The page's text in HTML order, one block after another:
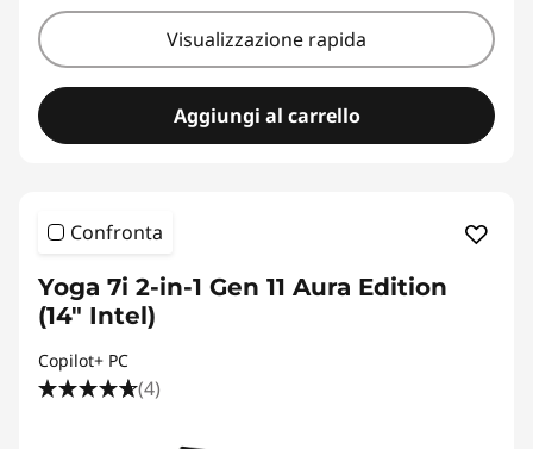
Visualizzazione rapida
Aggiungi al carrello
Confronta
Yoga 7i 2-in-1 Gen 11 Aura Edition
(14" Intel)
Copilot+ PC
(4)